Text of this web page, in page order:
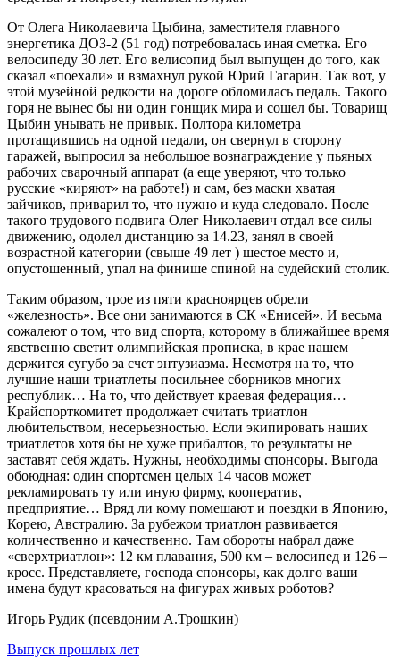
От Олега Николаевича Цыбина, заместителя главного
энергетика ДОЗ-2 (51 год) потребовалась иная сметка. Его
велосипеду 30 лет. Его велисопид был выпущен до того, как
сказал «поехали» и взмахнул рукой Юрий Гагарин. Так вот, у
этой музейной редкости на дороге обломилась педаль. Такого
горя не вынес бы ни один гонщик мира и сошел бы. Товарищ
Цыбин унывать не привык. Полтора километра
протащившись на одной педали, он свернул в сторону
гаражей, выпросил за небольшое вознаграждение у пьяных
рабочих сварочный аппарат (а еще уверяют, что только
русские «киряют» на работе!) и сам, без маски хватая
зайчиков, приварил то, что нужно и куда следовало. После
такого трудового подвига Олег Николаевич отдал все силы
движению, одолел дистанцию за 14.23, занял в своей
возрастной категории (свыше 49 лет ) шестое место и,
опустошенный, упал на финише спиной на судейский столик.
Таким образом, трое из пяти красноярцев обрели
«железность». Все они занимаются в СК «Енисей». И весьма
сожалеют о том, что вид спорта, которому в ближайшее время
явственно светит олимпийская прописка, в крае нашем
держится сугубо за счет энтузиазма. Несмотря на то, что
лучшие наши триатлеты посильнее сборников многих
республик… На то, что действует краевая федерация…
Крайспорткомитет продолжает считать триатлон
любительством, несерьезностью. Если экипировать наших
триатлетов хотя бы не хуже прибалтов, то результаты не
заставят себя ждать. Нужны, необходимы спонсоры. Выгода
обоюдная: один спортсмен целых 14 часов может
рекламировать ту или иную фирму, кооператив,
предприятие… Вряд ли кому помешают и поездки в Японию,
Корею, Австралию. За рубежом триатлон развивается
количественно и качественно. Там обороты набрал даже
«сверхтриатлон»: 12 км плавания, 500 км – велосипед и 126 –
кросс. Представляете, господа спонсоры, как долго ваши
имена будут красоваться на фигурах живых роботов?
Игорь Рудик (псевдоним А.Трошкин)
Выпуск прошлых лет